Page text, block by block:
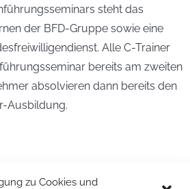
zu Cookies und
steht das
der BFD-Gruppe sowie eine
Alle C-Trainer
bereits am zweiten
absolvieren dann bereits den
Ausbildung.